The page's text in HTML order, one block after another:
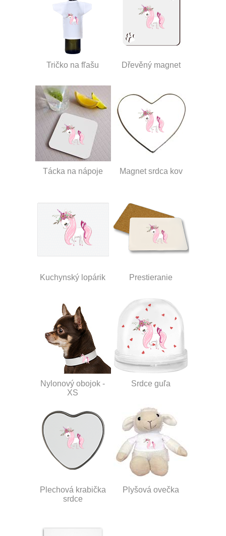
Tričko na fľašu Dřevěný magnet
Tácka na nápoje Magnet srdca kov
Kuchynský lopárik Prestieranie
Nylonový obojok -
XS
Srdce guľa
Plechová krabička
srdce
Plyšová ovečka